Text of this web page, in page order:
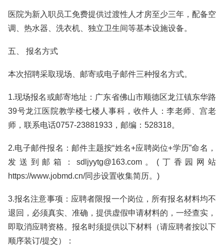
医院为新入职员工免费提供过渡性人才房至少三年，配备空
调、热水器、洗衣机、独立卫生间等基本设施设备。
五、 报名方式
本次招聘采取现场、邮寄或电子邮件三种报名方式。
1.现场报名或邮寄地址：广东省佛山市顺德区龙江镇东华路
39号龙江医院教学楼七楼人事科，收件人：李老师、宫老
师，联系电话0757-23881933，邮编：528318。
2.电子邮件报名：邮件主题按“姓名+应聘岗位+学历”命名，
发送到邮箱：sdljyytg@163.com。(丁香园网站
https://www.jobmd.cn/同步设置收集简历。)
3.报名注意事项：应聘者限报一个岗位，所有报名材料均不
退回，必须真实、准确，提供虚假申请材料的，一经查实，
即取消应聘资格。报名时须提供以下材料（请应聘者按以下
顺序装订/提交）：